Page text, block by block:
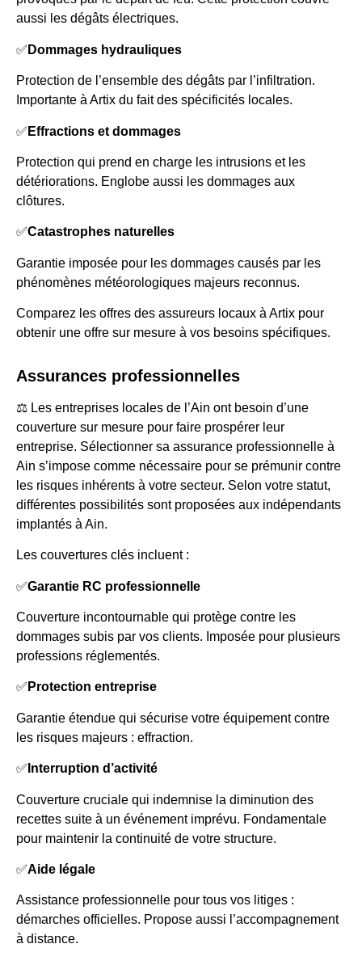
aussi les dégâts électriques.
✅ Dommages hydrauliques
Protection de l’ensemble des dégâts par l’infiltration.
Importante à Artix du fait des spécificités locales.
✅ Effractions et dommages
Protection qui prend en charge les intrusions et les
détériorations. Englobe aussi les dommages aux
clôtures.
✅Catastrophes naturelles
Garantie imposée pour les dommages causés par les
phénomènes météorologiques majeurs reconnus.
Comparez les offres des assureurs locaux à Artix pour
obtenir une offre sur mesure à vos besoins spécifiques.
Assurances professionnelles
⚖️ Les entreprises locales de l’Ain ont besoin d’une
couverture sur mesure pour faire prospérer leur
entreprise. Sélectionner sa assurance professionnelle à
Ain s’impose comme nécessaire pour se prémunir contre
les risques inhérents à votre secteur. Selon votre statut,
différentes possibilités sont proposées aux indépendants
implantés à Ain.
Les couvertures clés incluent :
✅Garantie RC professionnelle
Couverture incontournable qui protège contre les
dommages subis par vos clients. Imposée pour plusieurs
professions réglementés.
✅ Protection entreprise
Garantie étendue qui sécurise votre équipement contre
les risques majeurs : effraction.
✅ Interruption d’activité
Couverture cruciale qui indemnise la diminution des
recettes suite à un événement imprévu. Fondamentale
pour maintenir la continuité de votre structure.
✅Aide légale
Assistance professionnelle pour tous vos litiges :
démarches officielles. Propose aussi l’accompagnement
à distance.